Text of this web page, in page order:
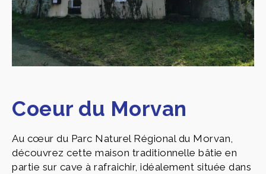
Coeur du Morvan
Au cœur du Parc Naturel Régional du Morvan,
découvrez cette maison traditionnelle bâtie en
partie sur cave à rafraichir, idéalement située dans